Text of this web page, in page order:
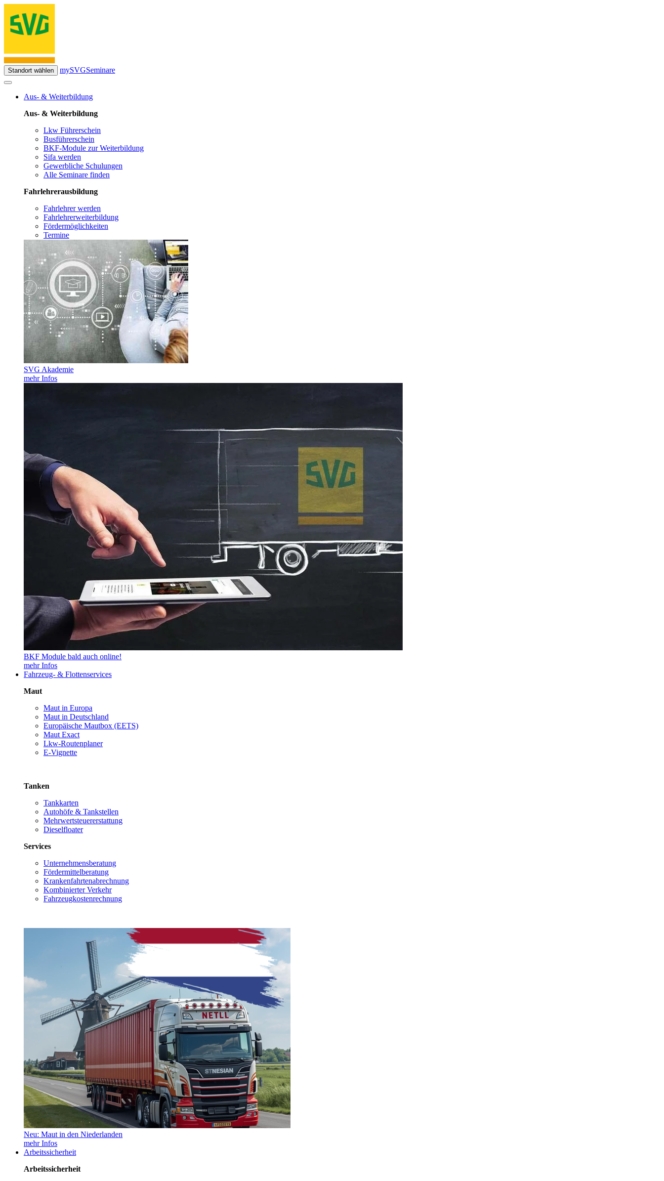
Standort wählen mySVGSeminare
Aus- & Weiterbildung
Aus- & Weiterbildung
Lkw Führerschein
Busführerschein
BKF-Module zur Weiterbildung
Sifa werden
Gewerbliche Schulungen
Alle Seminare finden
Fahrlehrerausbildung
Fahrlehrer werden
Fahrlehrerweiterbildung
Fördermöglichkeiten
Termine
SVG Akademie
mehr Infos
BKF Module bald auch online!
mehr Infos
Fahrzeug- & Flottenservices
Maut
Maut in Europa
Maut in Deutschland
Europäische Mautbox (EETS)
Maut Exact
Lkw-Routenplaner
E-Vignette
Tanken
Tankkarten
Autohöfe & Tankstellen
Mehrwertsteuererstattung
Dieselfloater
Services
Unternehmensberatung
Fördermittelberatung
Krankenfahrtenabrechnung
Kombinierter Verkehr
Fahrzeugkostenrechnung
Neu: Maut in den Niederlanden
mehr Infos
Arbeitssicherheit
Arbeitssicherheit